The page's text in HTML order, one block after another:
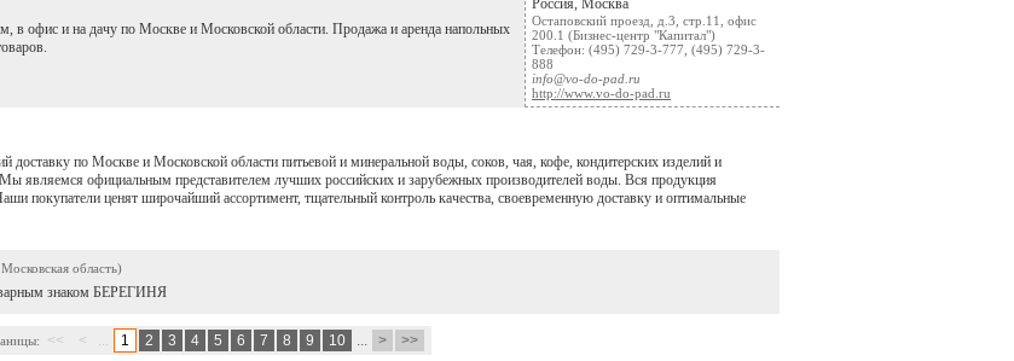
в офис и на дачу по Москве и Московской области. Продажа и аренда напольных
Россия, Москва
Остаповский проезд, д.3, стр.11, офис
200.1 (Бизнес-центр "Капитал")
Телефон: (495) 729-3-777, (495) 729-3-
888
info@vo-do-pad.ru
http://www.vo-do-pad.ru
по Москве и Московской области питьевой и минеральной воды, соков, чая, кофе, кондитерских изделий и
являемся официальным представителем лучших российских и зарубежных производителей воды. Вся продукция
покупатели ценят широчайший ассортимент, тщательный контроль качества, своевременную доставку и оптимальные
область)
знаком БЕРЕГИНЯ
<< < ... 1 2 3 4 5 6 7 8 9 10 ... > >>